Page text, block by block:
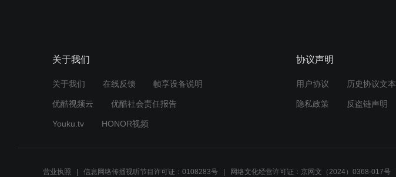
关于我们
关于我们 在线反馈 帧享设备说明
优酷视频云 优酷社会责任报告
Youku.tv HONOR视频
协议声明
用户协议 历史协议文本
隐私政策 反盗链声明
营业执照 信息网络传播视听节目许可证：0108283号 网络文化经营许可证：京网文（2024）0368-017号